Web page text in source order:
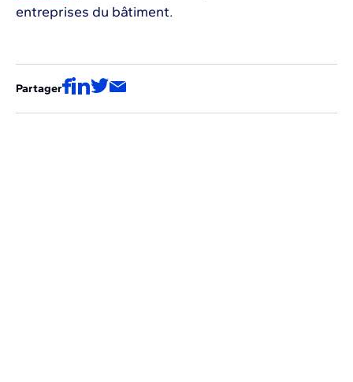
entreprises du bâtiment.
Partager